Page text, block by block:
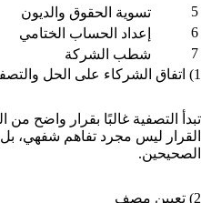
5
تسوية الحقوق والديون
6
إعداد الحساب الختامي
7
شطب الشركة
1) اتفاق الشركاء على الحل والتصفية
تبدأ التصفية غالبًا بقرار واضح
القرار ليس مجرد تفاهم شفهي، بل
الصحيحين.
2) تعيين مصفٍ